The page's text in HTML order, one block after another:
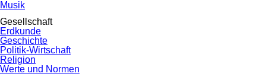
Musik
Gesellschaft
Erdkunde
Geschichte
Politik-Wirtschaft
Religion
Werte und Normen